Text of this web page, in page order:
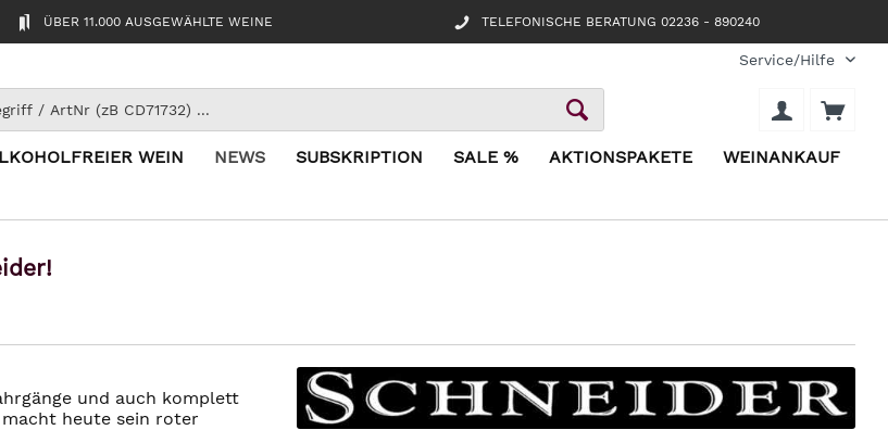
ÜBER 11.000 AUSGEWÄHLTE WEINE TELEFONISCHE BERATUNG 02236 - 890240
Service/Hilfe
WEIN NEWS SUBSKRIPTION SALE % AKTIONSPAKETE WEINANKAUF
und auch komplett
heute sein roter